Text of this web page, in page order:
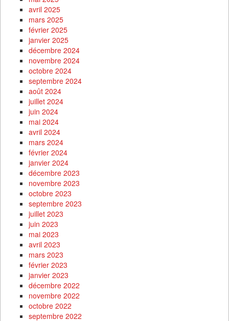
avril 2025
mars 2025
février 2025
janvier 2025
décembre 2024
novembre 2024
octobre 2024
septembre 2024
août 2024
juillet 2024
juin 2024
mai 2024
avril 2024
mars 2024
février 2024
janvier 2024
décembre 2023
novembre 2023
octobre 2023
septembre 2023
juillet 2023
juin 2023
mai 2023
avril 2023
mars 2023
février 2023
janvier 2023
décembre 2022
novembre 2022
octobre 2022
septembre 2022